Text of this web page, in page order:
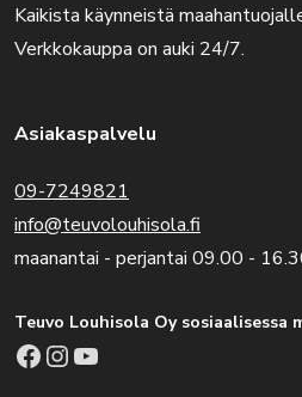
Kaikista käynneistä
Verkkokauppa on auki 24/7.
Asiakaspalvelu
09-7249821
info@teuvolouhisola.fi
maanantai - perjantai 09.00 -
Teuvo Louhisola Oy sosiaalisessa
Facebook Instagram YouTube